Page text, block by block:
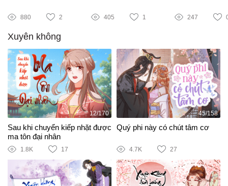
880 2 405 1 247
Xuyên không
12/170
Sau khi chuyển kiếp nhặt được
ma tôn đại nhân
1.8K 17
45/158
Quý phi này có chút tâm cơ
4.7K 27